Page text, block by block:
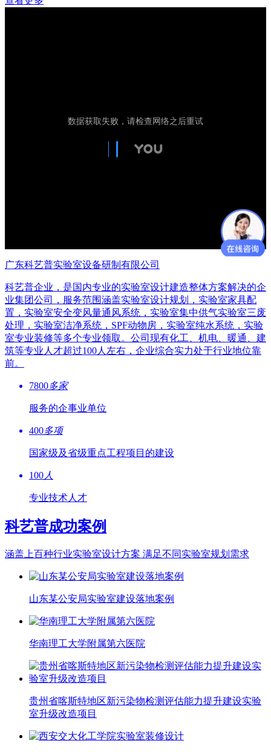
广东科艺普实验室设备研制有限公司
科艺普企业，是国内专业的实验室设计建造整体方案解决的企
业集团公司，服务范围涵盖实验室设计规划，实验室家具配
置，实验室安全变风量通风系统，实验室集中供气实验室三废
处理，实验室洁净系统，SPF动物房，实验室纯水系统，实验
室专业装修等多个专业领取。公司现有化工、机电、暖通、建
筑等专业人才超过100人左右，企业综合实力处于行业地位靠
前。
7800多家
服务的企事业单位
400多项
国家级及省级重点工程项目的建设
100 人
专业技术人才
科艺普成功案例
涵盖上百种行业实验室设计方案 满足不同实验室规划需求
山东某公安局实验室建设落地案例
华南理工大学附属第六医院
贵州省喀斯特地区新污染物检测评估能力提升建设实验
室升级改造项目